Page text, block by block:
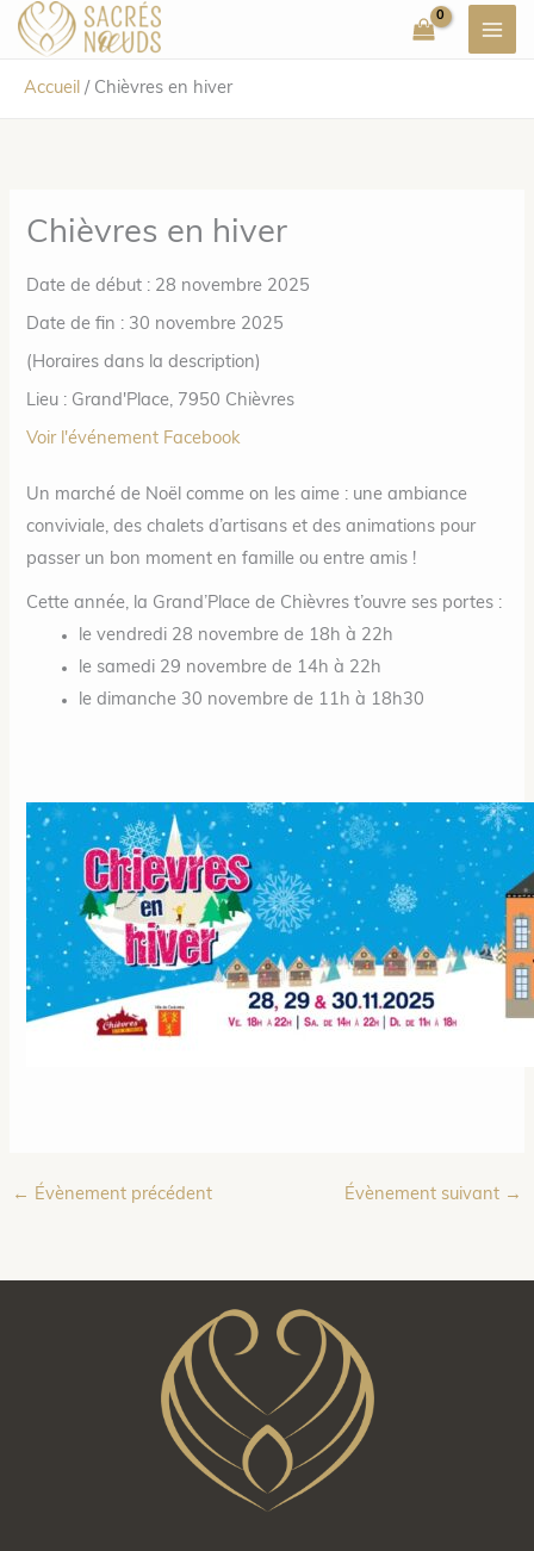
Aller
contenu
Accueil / Chièvres en hiver
Chièvres en hiver
Date de début : 28 novembre 2025
Date de fin : 30 novembre 2025
(Horaires dans la description)
Lieu : Grand'Place, 7950 Chièvres
Voir l'événement Facebook
Un marché de Noël comme on les aime : une ambiance
conviviale, des chalets d’artisans et des animations pour
passer un bon moment en famille ou entre amis !
Cette année, la Grand’Place de Chièvres t’ouvre ses portes :
le vendredi 28 novembre de 18h à 22h
le samedi 29 novembre de 14h à 22h
le dimanche 30 novembre de 11h à 18h30
← Évènement précédent Évènement suivant →